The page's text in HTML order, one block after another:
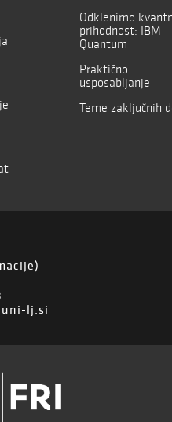
Odklenimo
prihodnost: IBM
Quantum
Praktično
usposabljanje
Teme zaključnih
lj.si